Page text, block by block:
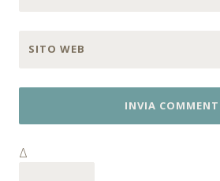
SITO WEB
Δ